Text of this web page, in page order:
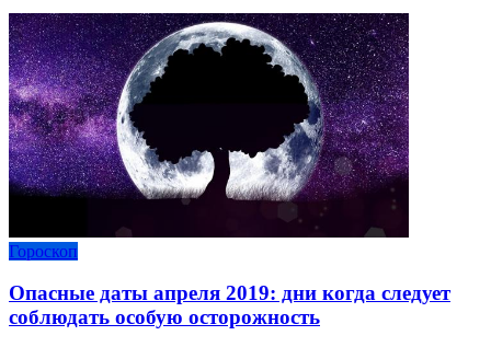
Гороскоп
Опасные даты апреля 2019: дни когда следует
соблюдать особую осторожность